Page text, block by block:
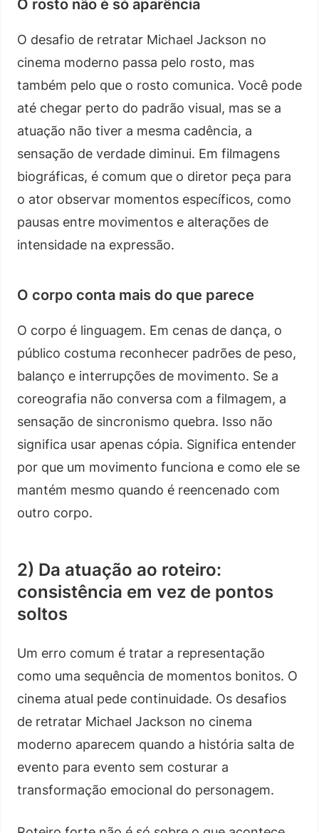
O rosto não é só aparência
O desafio de retratar Michael Jackson no
cinema moderno passa pelo rosto, mas
também pelo que o rosto comunica. Você pode
até chegar perto do padrão visual, mas se a
atuação não tiver a mesma cadência, a
sensação de verdade diminui. Em filmagens
biográficas, é comum que o diretor peça para
o ator observar momentos específicos, como
pausas entre movimentos e alterações de
intensidade na expressão.
O corpo conta mais do que parece
O corpo é linguagem. Em cenas de dança, o
público costuma reconhecer padrões de peso,
balanço e interrupções de movimento. Se a
coreografia não conversa com a filmagem, a
sensação de sincronismo quebra. Isso não
significa usar apenas cópia. Significa entender
por que um movimento funciona e como ele se
mantém mesmo quando é reencenado com
outro corpo.
2) Da atuação ao roteiro:
consistência em vez de pontos
soltos
Um erro comum é tratar a representação
como uma sequência de momentos bonitos. O
cinema atual pede continuidade. Os desafios
de retratar Michael Jackson no cinema
moderno aparecem quando a história salta de
evento para evento sem costurar a
transformação emocional do personagem.